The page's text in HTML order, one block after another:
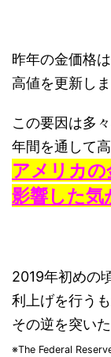
昨年の金価格
高値を更新しま
この要因は多
年間を通して
アメリカの
影響した気
2019年初めの
利上げを行う
その逆を突い
※The Federal